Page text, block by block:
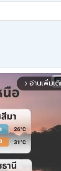
arrow_forward_ios อ่านเพิ่มเ